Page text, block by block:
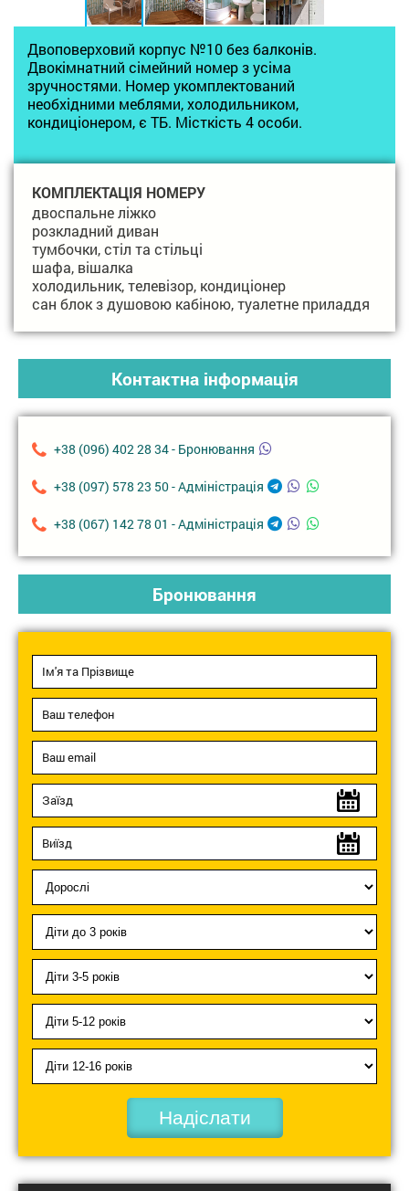
Двоповерховий корпус №10 без балконів.
Двокімнатний сімейний номер з усіма
зручностями. Номер укомплектований
необхідними меблями, холодильником,
кондиціонером, є ТБ. Місткість 4 особи.
КОМПЛЕКТАЦІЯ НОМЕРУ
двоспальне ліжко
розкладний диван
тумбочки, стіл та стільці
шафа, вішалка
холодильник, телевізор, кондиціонер
сан блок з душовою кабіною, туалетне приладдя
Контактна інформація
+38 (096) 402 28 34 - Бронювання
+38 (097) 578 23 50 - Адміністрація
+38 (067) 142 78 01 - Адміністрація
Бронювання
Надіслати